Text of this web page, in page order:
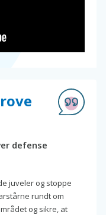
defense
juveler og stoppe
rundt om
og sikre, at